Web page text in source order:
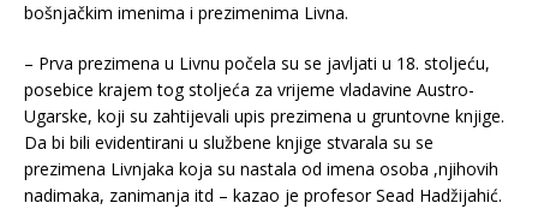
bošnjačkim imenima i prezimenima Livna.
– Prva prezimena u Livnu počela su se javljati u 18. stoljeću,
posebice krajem tog stoljeća za vrijeme vladavine Austro-
Ugarske, koji su zahtijevali upis prezimena u gruntovne knjige.
Da bi bili evidentirani u službene knjige stvarala su se
prezimena Livnjaka koja su nastala od imena osoba ,njihovih
nadimaka, zanimanja itd – kazao je profesor Sead Hadžijahić.